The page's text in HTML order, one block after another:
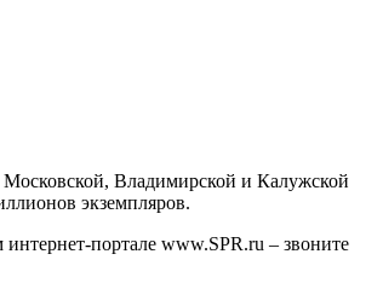
Московской, Владимирской и Калужской
экземпляров.
портале www.SPR.ru – звоните